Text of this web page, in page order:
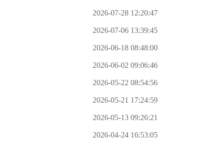
2026-07-28 12:20:47
2026-07-06 13:39:45
2026-06-18 08:48:00
2026-06-02 09:06:46
2026-05-22 08:54:56
2026-05-21 17:24:59
2026-05-13 09:26:21
2026-04-24 16:53:05